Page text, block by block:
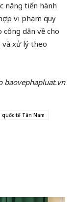
năng tiến hành
vi phạm quy
công dân về cho
và xử lý theo
baovephapluat.vn
quốc tế Tân Nam